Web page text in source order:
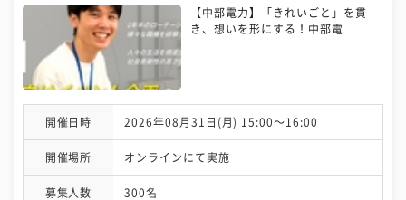
【中部電力】「きれいごと」を貫
き、想いを形にする！中部電
開催日時 2026年08月31日(月) 15:00〜16:00
開催場所 オンラインにて実施
募集人数 300名